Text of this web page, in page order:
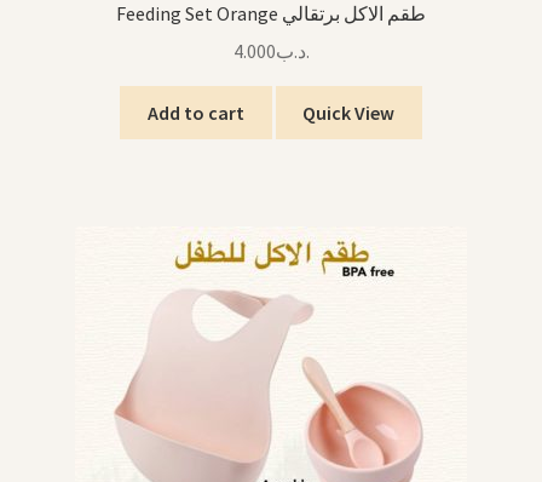
Feeding Set Orange طقم الاكل برتقالي
.د.ب4.000
Add to cart Quick View